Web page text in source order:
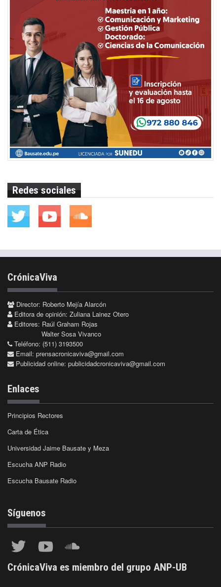
Redes sociales
CrónicaViva
Director: Roberto Mejía Alarcón
Editora de opinión: Zuliana Lainez Otero
Editores: Raúl Graham Rojas
Walter Sosa Vivanco
Teléfono: (511) 3193500
Email: prensacronicaviva@gmail.com
Publicidad online: publicidadcronicaviva@gmail.com
Enlaces
Principios Rectores
Carta de Ética
Universidad Jaime Bausate y Meza
Escucha ANP Radio
Escucha Bausate Radio
Síguenos
CrónicaViva es miembro del grupo ANP-UB